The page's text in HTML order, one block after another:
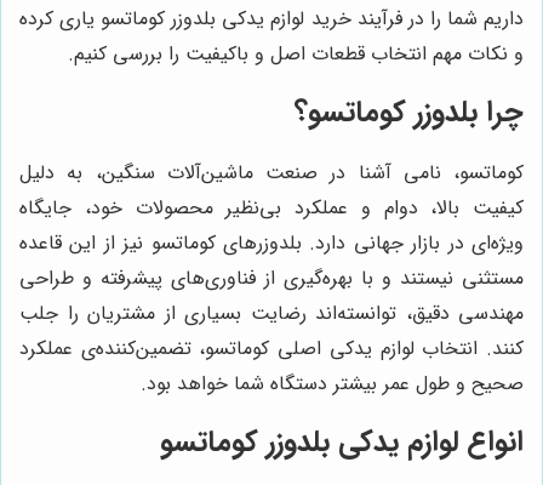
داریم شما را در فرآیند خرید لوازم یدکی بلدوزر کوماتسو یاری کرده
و نکات مهم انتخاب قطعات اصل و باکیفیت را بررسی کنیم.
چرا بلدوزر کوماتسو؟
کوماتسو، نامی آشنا در صنعت ماشین‌آلات سنگین، به دلیل
کیفیت بالا، دوام و عملکرد بی‌نظیر محصولات خود، جایگاه
ویژه‌ای در بازار جهانی دارد. بلدوزرهای کوماتسو نیز از این قاعده
مستثنی نیستند و با بهره‌گیری از فناوری‌های پیشرفته و طراحی
مهندسی دقیق، توانسته‌اند رضایت بسیاری از مشتریان را جلب
کنند. انتخاب لوازم یدکی اصلی کوماتسو، تضمین‌کننده‌ی عملکرد
صحیح و طول عمر بیشتر دستگاه شما خواهد بود.
انواع لوازم یدکی بلدوزر کوماتسو